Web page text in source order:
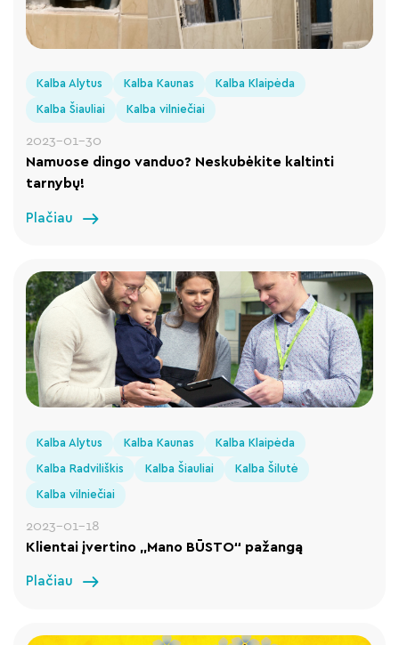
Kalba Alytus Kalba Kaunas Kalba Klaipėda
Kalba Šiauliai Kalba vilniečiai
2023-01-30
Namuose dingo vanduo? Neskubėkite kaltinti
tarnybų!
Plačiau
Kalba Alytus Kalba Kaunas Kalba Klaipėda
Kalba Radviliškis Kalba Šiauliai Kalba Šilutė
Kalba vilniečiai
2023-01-18
Klientai įvertino „Mano BŪSTO“ pažangą
Plačiau